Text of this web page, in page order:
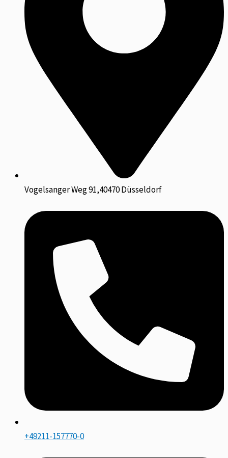
Vogelsanger Weg 91,40470 Düsseldorf
+49211-157770-0